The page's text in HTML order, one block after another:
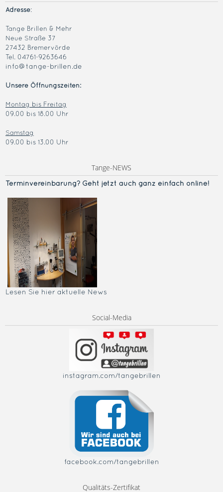
Adresse:
Tange Brillen & Mehr
Neue Straße 37
27432 Bremervörde
Tel. 04761-9263646
info@tange-brillen.de
Unsere Öffnungszeiten:
Montag bis Freitag
09.00 bis 18.00 Uhr
Samstag
09.00 bis 13.00 Uhr
Tange-NEWS
Terminvereinbarung? Geht jetzt auch ganz einfach online!
Lesen Sie hier aktuelle News
Social-Media
instagram.com/tangebrillen
facebook.com/tangebrillen
Qualitäts-Zertifikat